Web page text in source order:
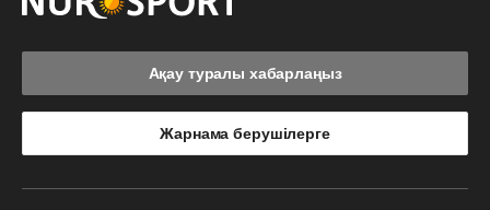
Ақау туралы хабарлаңыз
Жарнама берушілерге